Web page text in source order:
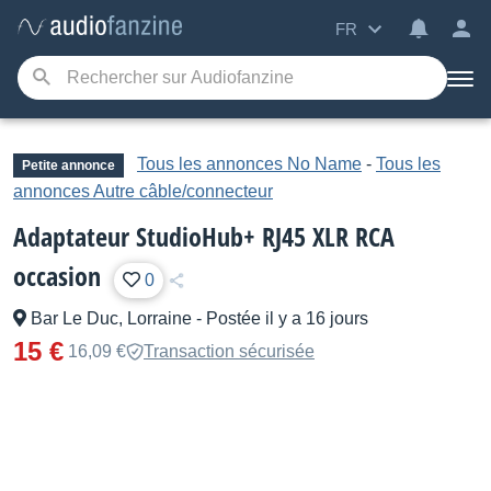
FR
Petite annonce Tous les annonces No Name - Tous les
annonces Autre câble/connecteur
Adaptateur StudioHub+ RJ45 XLR RCA
occasion
0
Bar Le Duc, Lorraine - Postée il y a 16 jours
15 € 16,09 € Transaction sécurisée